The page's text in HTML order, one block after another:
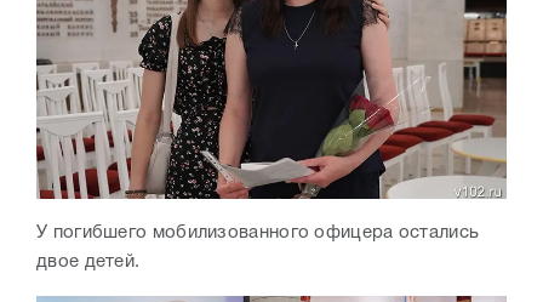
У погибшего мобилизованного офицера остались
двое детей.